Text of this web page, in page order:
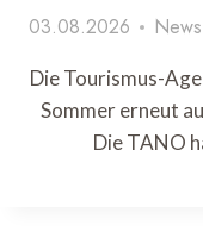
03.08.2026 News
Die Tourismus-
Sommer erneut
Die TANO